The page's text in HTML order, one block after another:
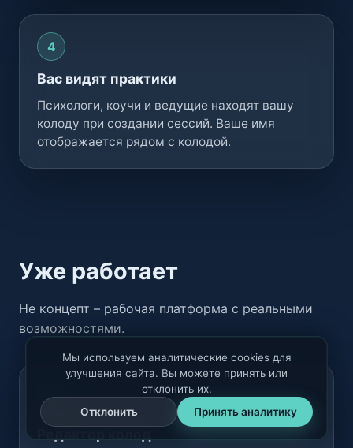
Вас видят практики
Психологи, коучи и ведущие находят вашу
колоду при создании сессий. Ваше имя
отображается рядом с колодой.
Уже работает
Не концепт – рабочая платформа с реальными
возможностями.
Мы используем аналитические cookies для
улучшения сайта. Вы можете принять или
отклонить их.
Отклонить
Принять аналитику